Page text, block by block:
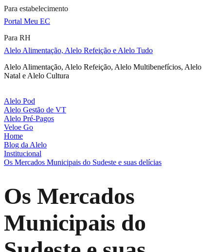
Para estabelecimento
Portal Meu EC
Para RH
Alelo Alimentação, Alelo Refeição e Alelo Tudo
Alelo Alimentação, Alelo Refeição, Alelo Multibenefícios, Alelo
Natal e Alelo Cultura
Alelo Pod
Alelo Gestão de VT
Alelo Pré-Pagos
Veloe Go
Home
Blog da Alelo
Institucional
Os Mercados Municipais do Sudeste e suas delícias
Os Mercados
Municipais do